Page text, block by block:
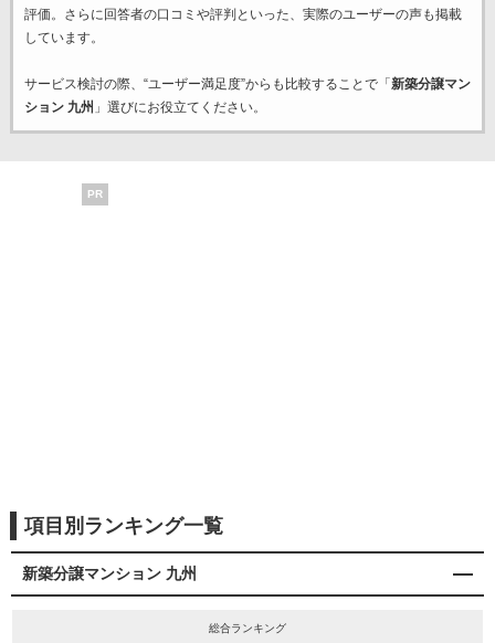
評価。さらに回答者の口コミや評判といった、実際のユーザーの声も掲載
しています。
サービス検討の際、“ユーザー満足度”からも比較することで「 新築分譲マン
ション 九州 」選びにお役立てください。
PR
項目別ランキング一覧
新築分譲マンション 九州
総合ランキング